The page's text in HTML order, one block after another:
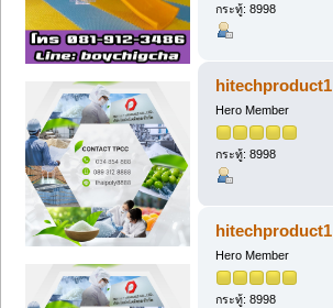
กระทู้: 8998
hitechproduct1
Hero Member
กระทู้: 8998
hitechproduct1
Hero Member
กระทู้: 8998